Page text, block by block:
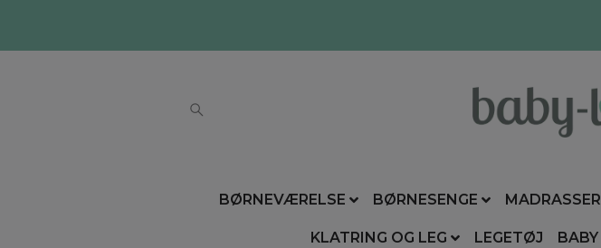
BØRNEVÆRELSE BØRNESENGE MADRASSER
KLATRING OG LEG LEGETØJ BABY